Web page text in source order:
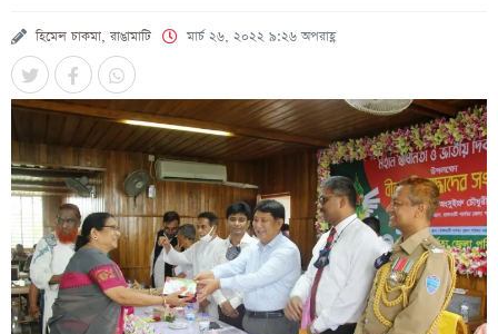
হিমেল চাকমা, রাঙামাটি মার্চ ২৬, ২০২২ ৯:২৬ অপরাহ্ণ